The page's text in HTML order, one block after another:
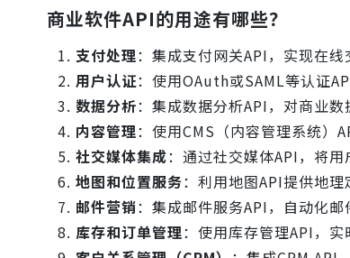
商业软件API的用途有哪些？
支付处理：集成支付网关API，实现在线
用户认证：使用OAuth或SAML等认证
数据分析：集成数据分析API，对商业数
内容管理：使用CMS（内容管理系统）
社交媒体集成：通过社交媒体API，将
地图和位置服务：利用地图API提供地理
邮件营销：集成邮件服务API，自动化邮
库存和订单管理：使用库存管理API，实